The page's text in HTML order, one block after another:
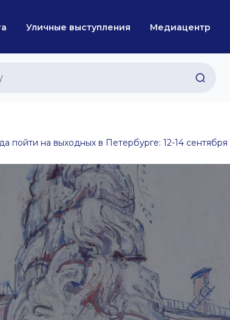
Уличные выступления Медиацентр
пойти на выходных в Петербурге: 12-14 сентября